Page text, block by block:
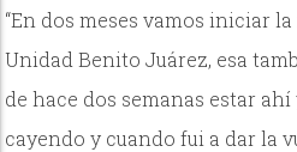
“En dos meses vamos iniciar
Unidad Benito Juárez, esa
de hace dos semanas estar ahí
cayendo y cuando fui a dar la